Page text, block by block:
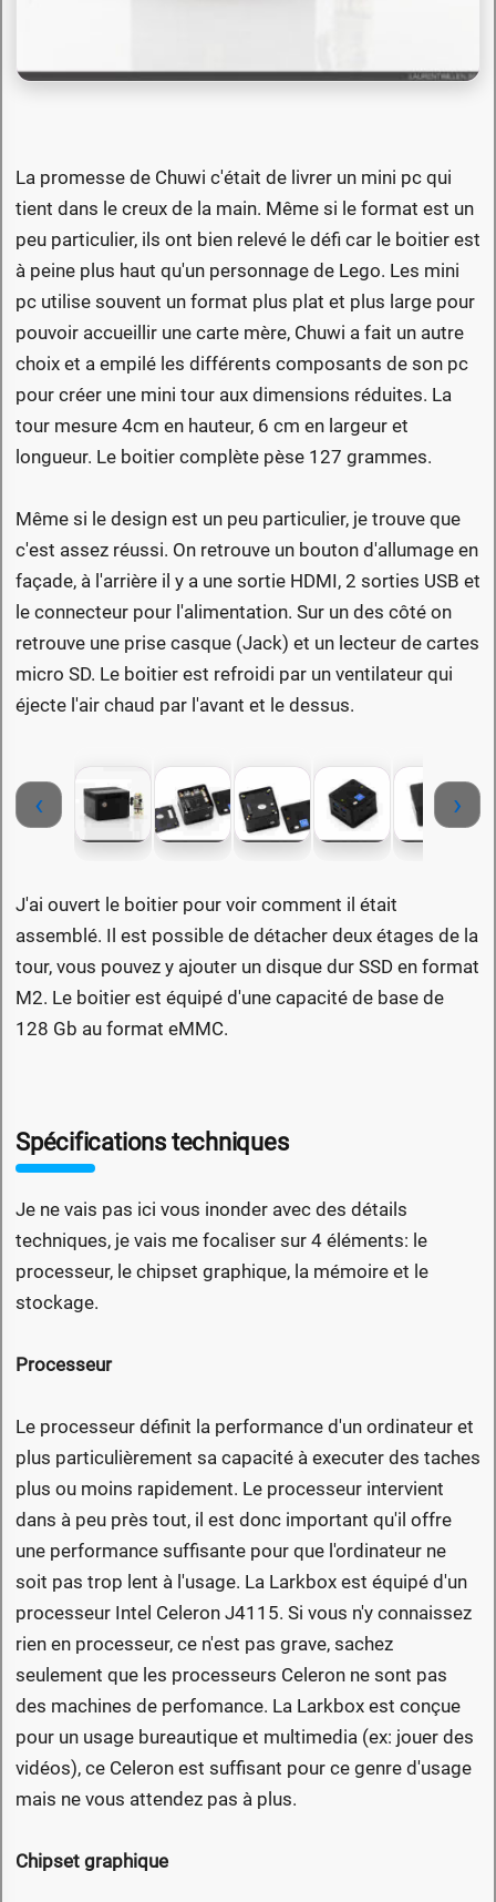
La promesse de Chuwi c'était de livrer un mini pc qui
tient dans le creux de la main. Même si le format est un
peu particulier, ils ont bien relevé le défi car le boitier est
à peine plus haut qu'un personnage de Lego. Les mini
pc utilise souvent un format plus plat et plus large pour
pouvoir accueillir une carte mère, Chuwi a fait un autre
choix et a empilé les différents composants de son pc
pour créer une mini tour aux dimensions réduites. La
tour mesure 4cm en hauteur, 6 cm en largeur et
longueur. Le boitier complète pèse 127 grammes.
Même si le design est un peu particulier, je trouve que
c'est assez réussi. On retrouve un bouton d'allumage en
façade, à l'arrière il y a une sortie HDMI, 2 sorties USB et
le connecteur pour l'alimentation. Sur un des côté on
retrouve une prise casque (Jack) et un lecteur de cartes
micro SD. Le boitier est refroidi par un ventilateur qui
éjecte l'air chaud par l'avant et le dessus.
‹ ›
J'ai ouvert le boitier pour voir comment il était
assemblé. Il est possible de détacher deux étages de la
tour, vous pouvez y ajouter un disque dur SSD en format
M2. Le boitier est équipé d'une capacité de base de
128 Gb au format eMMC.
Spécifications techniques
Je ne vais pas ici vous inonder avec des détails
techniques, je vais me focaliser sur 4 éléments: le
processeur, le chipset graphique, la mémoire et le
stockage.
Processeur
Le processeur définit la performance d'un ordinateur et
plus particulièrement sa capacité à executer des taches
plus ou moins rapidement. Le processeur intervient
dans à peu près tout, il est donc important qu'il offre
une performance suffisante pour que l'ordinateur ne
soit pas trop lent à l'usage. La Larkbox est équipé d'un
processeur Intel Celeron J4115. Si vous n'y connaissez
rien en processeur, ce n'est pas grave, sachez
seulement que les processeurs Celeron ne sont pas
des machines de perfomance. La Larkbox est conçue
pour un usage bureautique et multimedia (ex: jouer des
vidéos), ce Celeron est suffisant pour ce genre d'usage
mais ne vous attendez pas à plus.
Chipset graphique